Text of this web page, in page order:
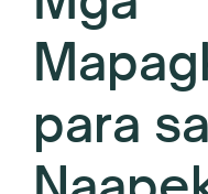
para